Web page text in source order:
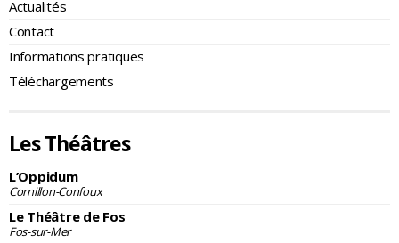
Actualités
Contact
Informations pratiques
Téléchargements
Les Théâtres
L’Oppidum
Cornillon-Confoux
Le Théâtre de Fos
Fos-sur-Mer